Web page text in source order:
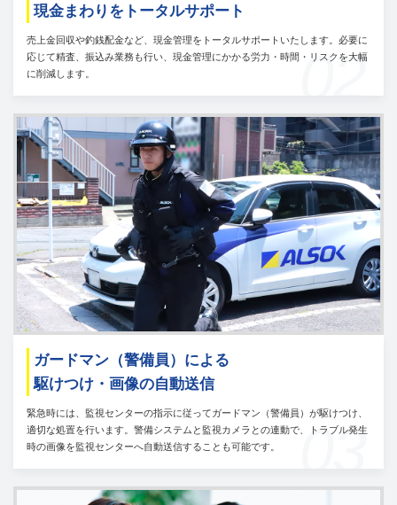
02
現金まわりをトータルサポート
売上金回収や釣銭配金など、現金管理をトータルサポートいたします。必要に
応じて精査、振込み業務も行い、現金管理にかかる労力・時間・リスクを大幅
に削減します。
03
ガードマン（警備員）による
駆けつけ・画像の自動送信
緊急時には、監視センターの指示に従ってガードマン（警備員）が駆けつけ、
適切な処置を行います。警備システムと監視カメラとの連動で、トラブル発生
時の画像を監視センターへ自動送信することも可能です。